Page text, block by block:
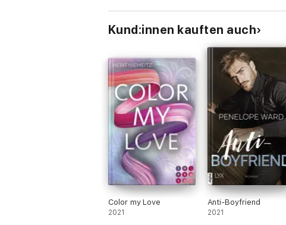
Kund:innen kauften auch
Color my Love
2021
Anti-Boyfriend
2021